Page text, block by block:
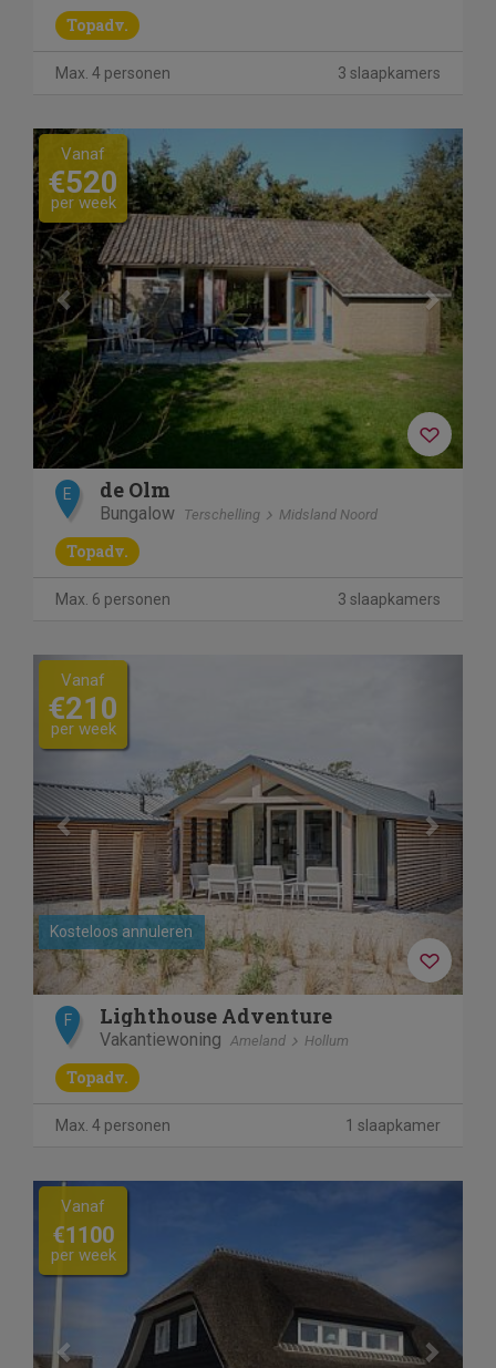
Topadv.
Max. 4 personen 3 slaapkamers
Previous Next
Vanaf
€520
per week
E de Olm
Bungalow Terschelling Midsland Noord
Topadv.
Max. 6 personen 3 slaapkamers
Previous
Kosteloos annuleren
Vanaf
€210
per week
F Lighthouse Adventure
Vakantiewoning Ameland Hollum
Topadv.
Max. 4 personen 1 slaapkamer
Previous
Vanaf
€1100
per week